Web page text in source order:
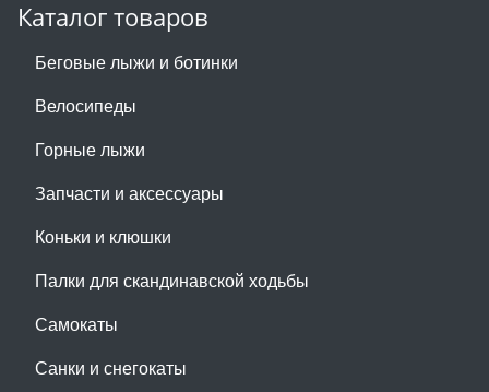
Каталог товаров
Беговые лыжи и ботинки
Велосипеды
Горные лыжи
Запчасти и аксессуары
Коньки и клюшки
Палки для скандинавской ходьбы
Самокаты
Санки и снегокаты